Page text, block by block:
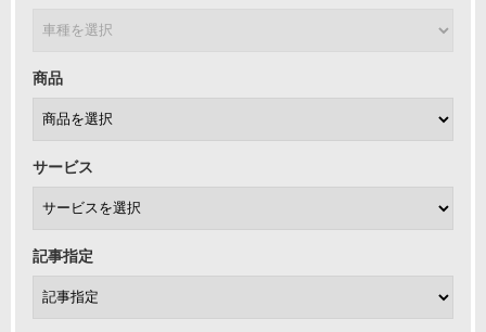
商品
サービス
記事指定